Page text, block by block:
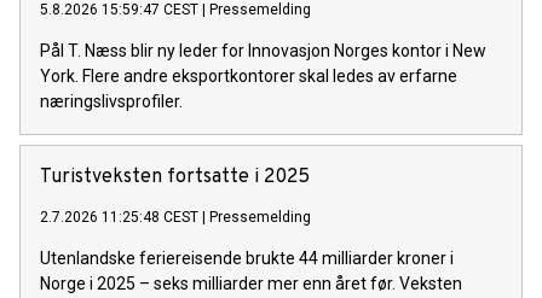
5.8.2026 15:59:47 CEST Pressemelding
Pål T. Næss blir ny leder for Innovasjon Norges kontor i New
York. Flere andre eksportkontorer skal ledes av erfarne
næringslivsprofiler.
Turistveksten fortsatte i 2025
2.7.2026 11:25:48 CEST Pressemelding
Utenlandske feriereisende brukte 44 milliarder kroner i
Norge i 2025 – seks milliarder mer enn året før. Veksten